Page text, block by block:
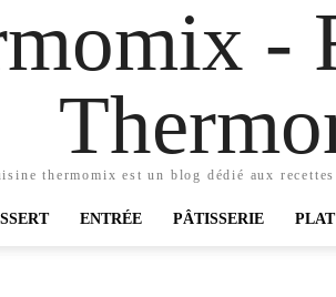
-
thermomix est un blog dédié aux
ENTRÉE PÂTISSERIE PLAT